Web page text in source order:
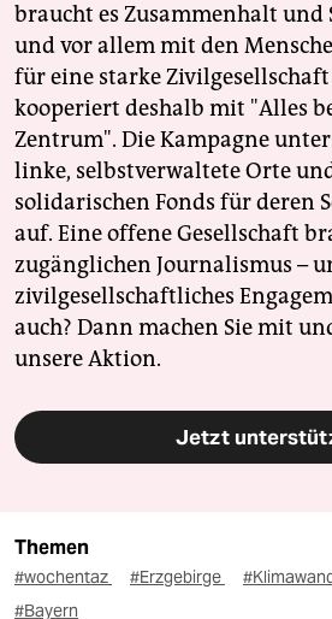
braucht es Zusammenhalt und
und vor allem mit den
für eine starke
kooperiert deshalb mit "Alles
Zentrum". Die Kampagne
linke, selbstverwaltete Orte
solidarischen Fonds für deren
auf. Eine offene Gesellschaft
zugänglichen Journalismus –
zivilgesellschaftliches
auch? Dann machen Sie mit
unsere Aktion.
Jetzt
Themen
#wochentaz #Erzgebirge
#Bayern